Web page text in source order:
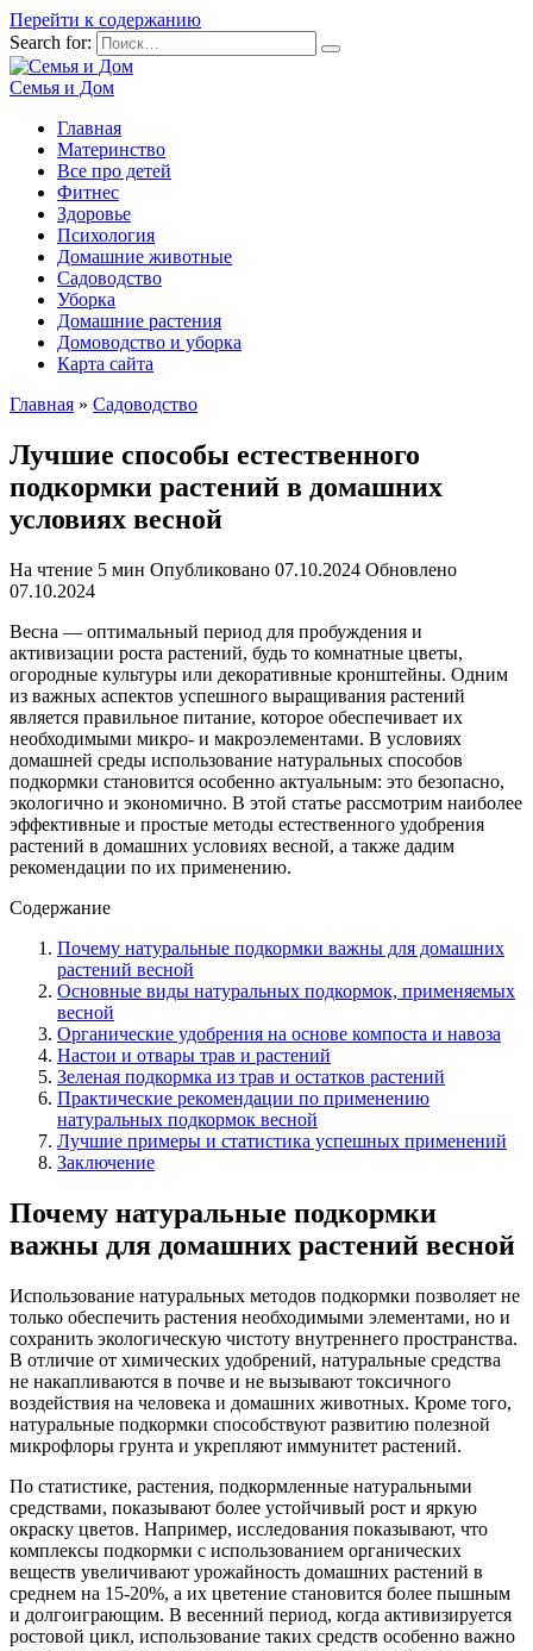
Перейти к содержанию
Search for:
Семья и Дом
Главная
Материнство
Все про детей
Фитнес
Здоровье
Психология
Домашние животные
Садоводство
Уборка
Домашние растения
Домоводство и уборка
Карта сайта
Главная » Садоводство
Лучшие способы естественного
подкормки растений в домашних
условиях весной
На чтение 5 мин Опубликовано 07.10.2024 Обновлено
07.10.2024
Весна — оптимальный период для пробуждения и
активизации роста растений, будь то комнатные цветы,
огородные культуры или декоративные кронштейны. Одним
из важных аспектов успешного выращивания растений
является правильное питание, которое обеспечивает их
необходимыми микро- и макроэлементами. В условиях
домашней среды использование натуральных способов
подкормки становится особенно актуальным: это безопасно,
экологично и экономично. В этой статье рассмотрим наиболее
эффективные и простые методы естественного удобрения
растений в домашних условиях весной, а также дадим
рекомендации по их применению.
Содержание
Почему натуральные подкормки важны для домашних
растений весной
Основные виды натуральных подкормок, применяемых
весной
Органические удобрения на основе компоста и навоза
Настои и отвары трав и растений
Зеленая подкормка из трав и остатков растений
Практические рекомендации по применению
натуральных подкормок весной
Лучшие примеры и статистика успешных применений
Заключение
Почему натуральные подкормки
важны для домашних растений весной
Использование натуральных методов подкормки позволяет не
только обеспечить растения необходимыми элементами, но и
сохранить экологическую чистоту внутреннего пространства.
В отличие от химических удобрений, натуральные средства
не накапливаются в почве и не вызывают токсичного
воздействия на человека и домашних животных. Кроме того,
натуральные подкормки способствуют развитию полезной
микрофлоры грунта и укрепляют иммунитет растений.
По статистике, растения, подкормленные натуральными
средствами, показывают более устойчивый рост и яркую
окраску цветов. Например, исследования показывают, что
комплексы подкормки с использованием органических
веществ увеличивают урожайность домашних растений в
среднем на 15-20%, а их цветение становится более пышным
и долгоиграющим. В весенний период, когда активизируется
ростовой цикл, использование таких средств особенно важно